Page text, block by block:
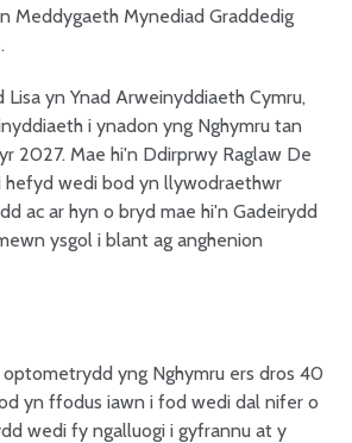
Meddygaeth Mynediad Graddedig
Lisa yn Ynad Arweinyddiaeth Cymru,
i ynadon yng Nghymru tan
2027. Mae hi'n Ddirprwy Raglaw De
hefyd wedi bod yn llywodraethwr
ac ar hyn o bryd mae hi'n Gadeirydd
ysgol i blant ag anghenion
yng Nghymru ers dros 40
yn ffodus iawn i fod wedi dal nifer o
wedi fy ngalluogi i gyfrannu at y